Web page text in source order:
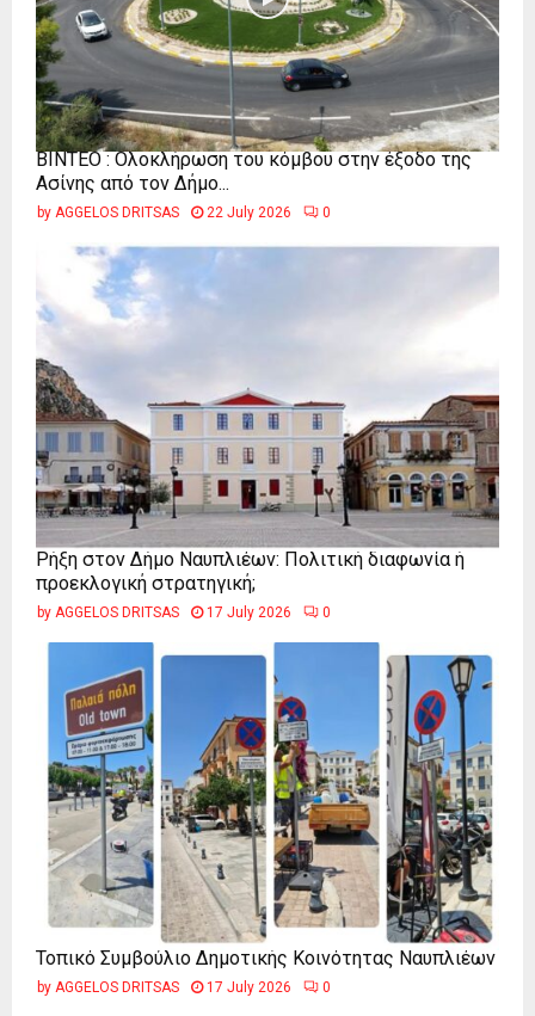
ΒΙΝΤΕΟ : Ολοκλήρωση του κόμβου στην έξοδο της
Ασίνης από τον Δήμο...
by AGGELOS DRITSAS 22 July 2026 0
Ρήξη στον Δήμο Ναυπλιέων: Πολιτική διαφωνία ή
προεκλογική στρατηγική;
by AGGELOS DRITSAS 17 July 2026 0
Τοπικό Συμβούλιο Δημοτικής Κοινότητας Ναυπλιέων
by AGGELOS DRITSAS 17 July 2026 0